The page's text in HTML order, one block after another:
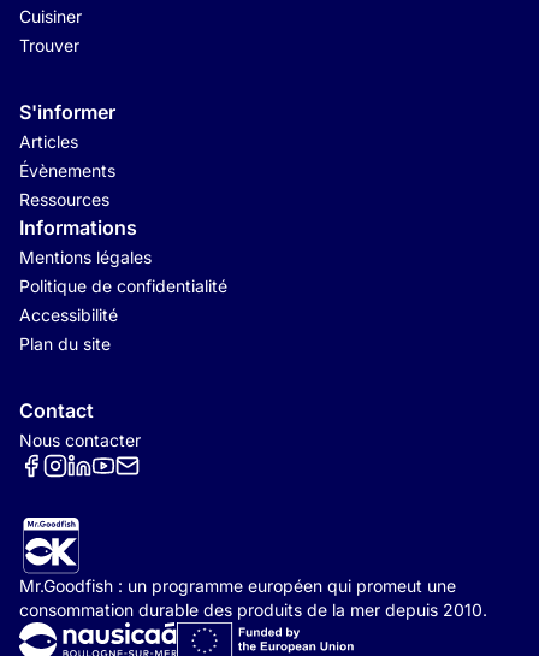
Cuisiner
Trouver
S'informer
Articles
Évènements
Ressources
Informations
Mentions légales
Politique de confidentialité
Accessibilité
Plan du site
Contact
Nous contacter
Réseaux sociaux
Mr.Goodfish : un programme européen qui promeut une
consommation durable des produits de la mer depuis 2010.